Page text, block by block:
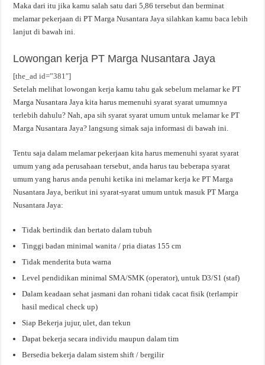
Maka dari itu jika kamu salah satu dari 5,86 tersebut dan berminat
melamar pekerjaan di PT Marga Nusantara Jaya silahkan kamu baca lebih
lanjut di bawah ini.
Lowongan kerja PT Marga Nusantara Jaya
[the_ad id=”381″]
Setelah melihat lowongan kerja kamu tahu gak sebelum melamar ke PT
Marga Nusantara Jaya kita harus memenuhi syarat syarat umumnya
terlebih dahulu? Nah, apa sih syarat syarat umum untuk melamar ke PT
Marga Nusantara Jaya? langsung simak saja informasi di bawah ini.
Tentu saja dalam melamar pekerjaan kita harus memenuhi syarat syarat
umum yang ada perusahaan tersebut, anda harus tau beberapa syarat
umum yang harus anda penuhi ketika ini melamar kerja ke PT Marga
Nusantara Jaya, berikut ini syarat-syarat umum untuk masuk PT Marga
Nusantara Jaya:
Tidak bertindik dan bertato dalam tubuh
Tinggi badan minimal wanita / pria diatas 155 cm
Tidak menderita buta warna
Level pendidikan minimal SMA/SMK (operator), untuk D3/S1 (staf)
Dalam keadaan sehat jasmani dan rohani tidak cacat fisik (terlampir
hasil medical check up)
Siap Bekerja jujur, ulet, dan tekun
Dapat bekerja secara individu maupun dalam tim
Bersedia bekerja dalam sistem shift / bergilir